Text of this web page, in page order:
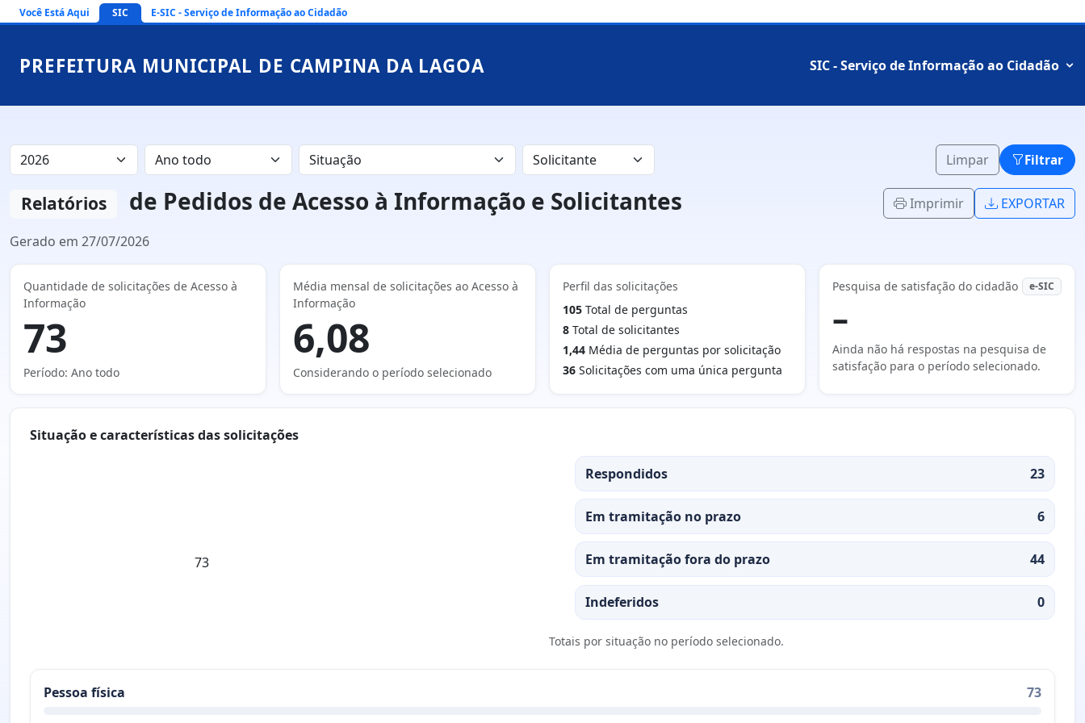
Você Está Aqui SIC E-SIC - Serviço de Informação ao Cidadão
PREFEITURA MUNICIPAL DE CAMPINA DA LAGOA SIC - Serviço de Informação ao Cidadão
Limpar Filtrar
Relatórios de Pedidos de Acesso à Informação e Solicitantes Imprimir EXPORTAR
Gerado em 27/07/2026
Quantidade de solicitações de Acesso à
Informação
73
Período: Ano todo
Média mensal de solicitações ao Acesso à
Informação
6,08
Considerando o período selecionado
Perfil das solicitações
105 Total de perguntas
8 Total de solicitantes
1,44 Média de perguntas por solicitação
36 Solicitações com uma única pergunta
Pesquisa de satisfação do cidadão e-SIC
–
Ainda não há respostas na pesquisa de
satisfação para o período selecionado.
Situação e características das solicitações
73
Respondidos 23
Em tramitação no prazo 6
Em tramitação fora do prazo 44
Indeferidos 0
Totais por situação no período selecionado.
Pessoa física 73